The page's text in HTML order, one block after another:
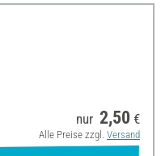
nur 2,50 €
Alle Preise zzgl. Versand